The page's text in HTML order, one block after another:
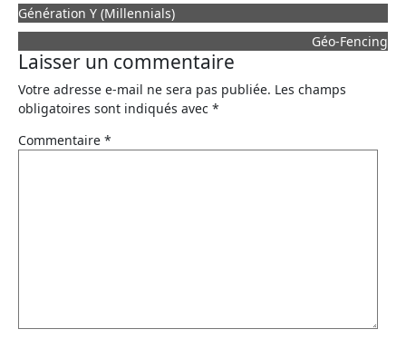
Génération Y (Millennials)
Géo-Fencing
Laisser un commentaire
Votre adresse e-mail ne sera pas publiée. Les champs
obligatoires sont indiqués avec *
Commentaire *